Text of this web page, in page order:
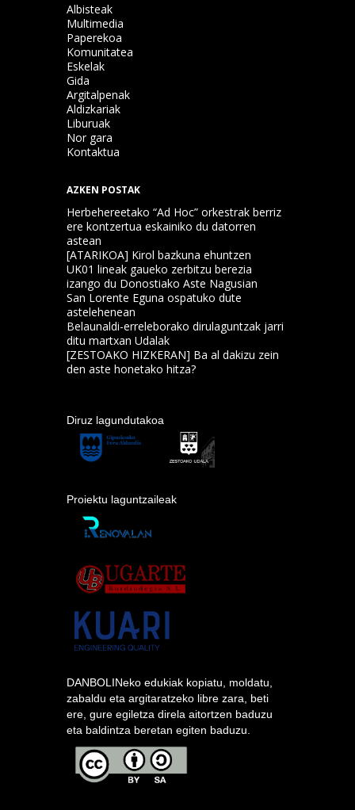
Albisteak
Multimedia
Paperekoa
Komunitatea
Eskelak
Gida
Argitalpenak
Aldizkariak
Liburuak
Nor gara
Kontaktua
AZKEN POSTAK
Herbehereetako “Ad Hoc” orkestrak berriz
ere kontzertua eskainiko du datorren
astean
[ATARIKOA] Kirol bazkuna ehuntzen
UK01 lineak gaueko zerbitzu berezia
izango du Donostiako Aste Nagusian
San Lorente Eguna ospatuko dute
astelehenean
Belaunaldi-erreleborako dirulaguntzak jarri
ditu martxan Udalak
[ZESTOAKO HIZKERAN] Ba al dakizu zein
den aste honetako hitza?
Diruz lagundutakoa
Proiektu laguntzaileak
DANBOLINeko edukiak kopiatu, moldatu,
zabaldu eta argitaratzeko libre zara, beti
ere, gure egiletza direla aitortzen baduzu
eta baldintza beretan egiten baduzu.